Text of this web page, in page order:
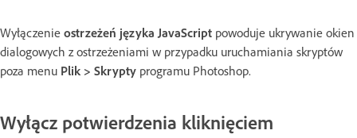
Wyłączenie ostrzeżeń języka JavaScript powoduje ukrywanie okien
dialogowych z ostrzeżeniami w przypadku uruchamiania skryptów
poza menu Plik > Skrypty programu Photoshop.
Wyłącz potwierdzenia kliknięciem